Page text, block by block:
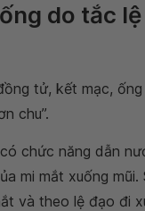
do tắc
tử, kết mạc,
chu”.
chức năng dẫn
mi mắt xuống
và theo lệ đạo đi